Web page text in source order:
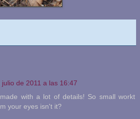
julio de 2011 a las 16:47
with a lot of details! So small workt
your eyes isn't it?